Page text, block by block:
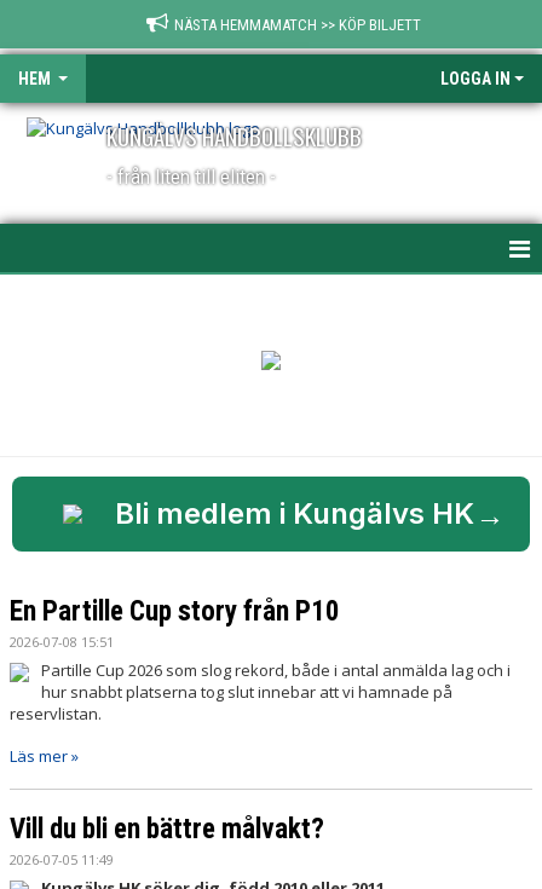
NÄSTA HEMMAMATCH >> KÖP BILJETT
HEM LOGGA IN
KUNGÄLVS HANDBOLLSKLUBB
- från liten till eliten -
KALENDER
ARRANGEMANG
KHK PARTNER
STÖTTA KHK
Bli medlem i Kungälvs HK →
En Partille Cup story från P10
2026-07-08 15:51
Partille Cup 2026 som slog rekord, både i antal anmälda lag och i
hur snabbt platserna tog slut innebar att vi hamnade på
reservlistan.
Läs mer »
Vill du bli en bättre målvakt?
2026-07-05 11:49